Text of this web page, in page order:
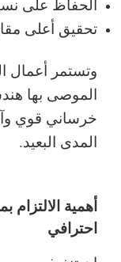
الحفاظ على
تحقيق أعلى
وتستمر أعمال
الموصى بها
خرساني قوي
المدى البعيد.
أهمية الالتزام
احترافي